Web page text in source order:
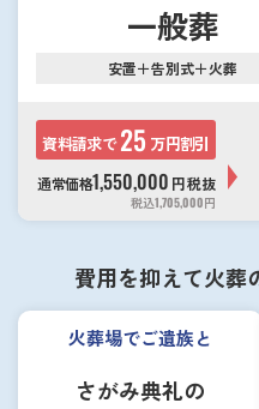
一般葬
安置＋告別式＋火葬
資料請求で 25 万円割引
通常価格1,550,000 円税抜
税込1,705,000円
費用を抑えて火葬
火葬場でご遺族と
さがみ典礼の